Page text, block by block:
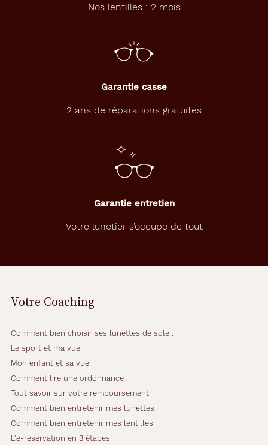
Nos lentilles : 2 mois
Garantie casse
2 ans de réparations gratuites
Garantie entretien
Votre lunetier s’occupe de tout
Votre Coaching
Comment bien choisir ses lunettes de soleil
Le sport et ma vue
Mon enfant et sa vue
Comment lire une ordonnance
Tout savoir sur votre remboursement
Comment bien entretenir mes lunettes
Comment bien entretenir mes lentilles
L'e-réservation en 3 étapes